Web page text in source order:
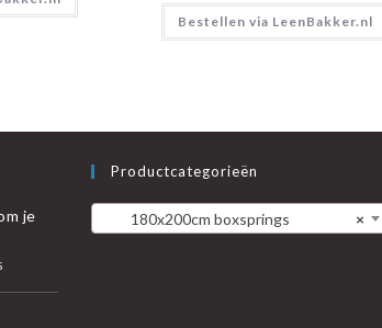
Bestellen via LeenBakker.nl
je
Productcategorieën
×
180x200cm boxsprings